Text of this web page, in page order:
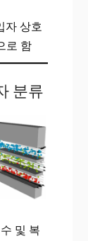
자 상호
로 함
분류
및 복